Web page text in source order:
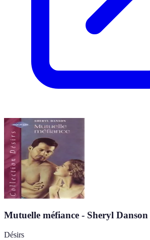
Mutuelle méfiance - Sheryl Danson
Désirs